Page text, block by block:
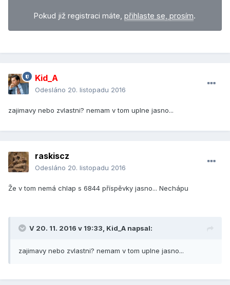
Pokud již registraci máte, přihlaste se, prosím.
Kid_A
Odesláno 20. listopadu 2016
zajimavy nebo zvlastni? nemam v tom uplne jasno...
raskiscz
Odesláno 20. listopadu 2016
Že v tom nemá chlap s 6844 příspěvky jasno... Nechápu
V 20. 11. 2016 v 19:33, Kid_A napsal:
zajimavy nebo zvlastni? nemam v tom uplne jasno...